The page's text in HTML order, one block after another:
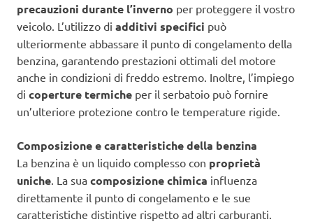
precauzioni durante l’inverno per proteggere il vostro
veicolo. L’utilizzo di additivi specifici può
ulteriormente abbassare il punto di congelamento della
benzina, garantendo prestazioni ottimali del motore
anche in condizioni di freddo estremo. Inoltre, l’impiego
di coperture termiche per il serbatoio può fornire
un’ulteriore protezione contro le temperature rigide.
Composizione e caratteristiche della benzina
La benzina è un liquido complesso con proprietà
uniche. La sua composizione chimica influenza
direttamente il punto di congelamento e le sue
caratteristiche distintive rispetto ad altri carburanti.